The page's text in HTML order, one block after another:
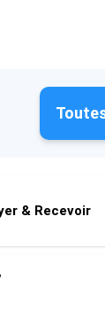
& Recevoir